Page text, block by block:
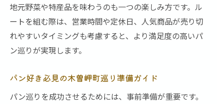
地元野菜や特産品を味わうのも一つの楽しみ方です。ル
ートを組む際は、営業時間や定休日、人気商品が売り切
れやすいタイミングも考慮すると、より満足度の高いパ
ン巡りが実現します。
パン好き必見の木曽岬町巡り準備ガイド
パン巡りを成功させるためには、事前準備が重要です。